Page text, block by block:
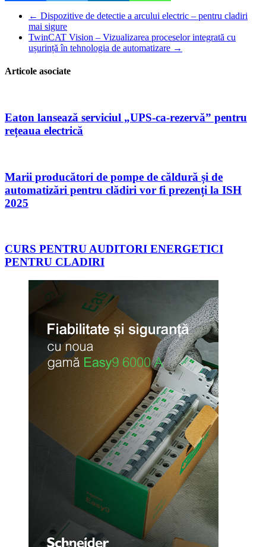
← Dispozitive de detectie a arcului electric – pentru cladiri
mai sigure
TwinCAT Vision – Vizualizarea proceselor integrată cu
ușurință în tehnologia de automatizare →
Articole asociate
Eaton lansează serviciul „UPS-ca-rezervă” pentru
rețeaua electrică
Marii producători de pompe de căldură și de
automatizări pentru clădiri vor fi prezenți la ISH
2025
CURS PENTRU AUDITORI ENERGETICI
PENTRU CLADIRI